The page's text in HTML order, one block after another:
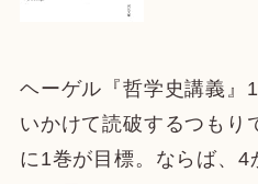
ヘーゲル『哲学史講義』
いかけて読破するつもり
に1巻が目標。ならば、4